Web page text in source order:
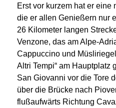
Erst vor kurzem hat er eine
die er allen Genießern nur
26 Kilometer langen
Venzone, das am Alpe-
Cappuccino und
Altri Tempi“ am Hauptplatz
San Giovanni vor die Tore
über die Brücke nach
flußaufwärts Richtung